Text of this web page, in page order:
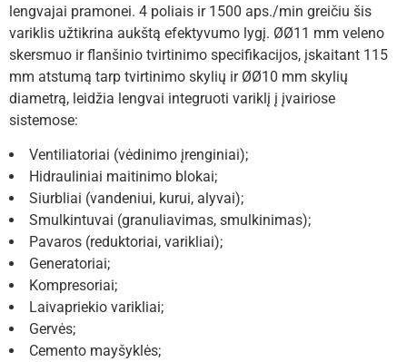
lengvajai pramonei. 4 poliais ir 1500 aps./min greičiu šis
variklis užtikrina aukštą efektyvumo lygį. ØØ11 mm veleno
skersmuo ir flanšinio tvirtinimo specifikacijos, įskaitant 115
mm atstumą tarp tvirtinimo skylių ir ØØ10 mm skylių
diametrą, leidžia lengvai integruoti variklį į įvairiose
sistemose:
Ventiliatoriai (vėdinimo įrenginiai);
Hidrauliniai maitinimo blokai;
Siurbliai (vandeniui, kurui, alyvai);
Smulkintuvai (granuliavimas, smulkinimas);
Pavaros (reduktoriai, varikliai);
Generatoriai;
Kompresoriai;
Laivapriekio varikliai;
Gervės;
Cemento mayšyklės;